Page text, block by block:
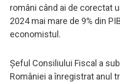
români când ai de corectat
2024 mai mare de 9% din
economistul.
Șeful Consiliului Fiscal a
României a înregistrat anul